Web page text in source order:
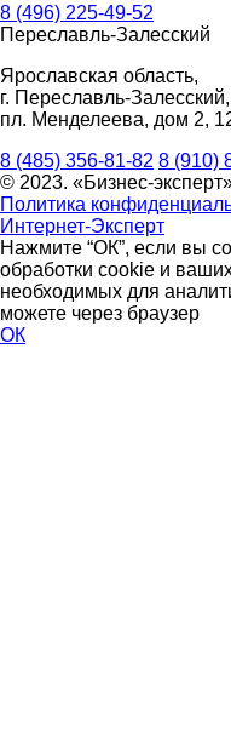
8 (496) 225-49-52
Переславль-Залесский
Ярославская область,
г. Переславль-Залесский,
пл. Менделеева, дом 2,
8 (485) 356-81-82 8 (910)
© 2023. «Бизнес-
Политика
Интернет-Эксперт
Нажмите “ОК”, если вы
обработки cookie и
необходимых для
можете через браузер
ОК